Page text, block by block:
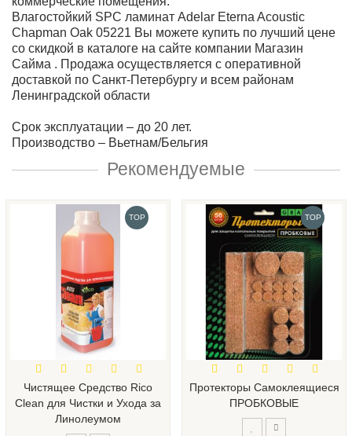
Влагостойкий SPC ламинат Adelar Eterna Acoustic
Chapman Oak 05221 Вы можете купить по лучший цене
со скидкой в каталоге на сайте компании Магазин
Сайма . Продажа осуществляется с оперативной
доставкой по Санкт-Петербургу и всем районам
Ленинградской области
Срок эксплуатации – до 20 лет.
Производство – Вьетнам/Бельгия
Рекомендуемые
TOP
Чистящее Средство Rico
Clean для Чистки и Ухода за
Линолеумом
TOP
Протекторы Самоклеящиеся
ПРОБКОВЫЕ